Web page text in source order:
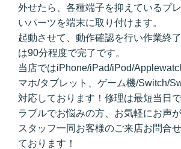
外せたら、各種端子を抑えているプ
いパーツを端末に取り付けます。
起動させて、動作確認を行い作業終
は90分程度で完了です。
当店ではiPhone/iPad/iPod/
マホ/タブレット、ゲーム機/Switch/
対応しております！修理は最短当日
ラブルでお悩みの方、お気軽にお声
スタッフ一同お客様のご来店お問合
ております！